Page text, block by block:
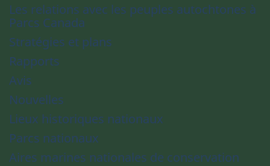
Les relations avec les peuples autochtones à
Parcs Canada
Stratégies et plans
Rapports
Avis
Nouvelles
Lieux historiques nationaux
Parcs nationaux
Aires marines nationales de conservation